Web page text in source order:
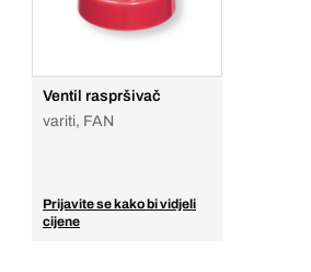
Ventil raspršivač
variti, FAN
Prijavite se kako bi vidjeli
cijene